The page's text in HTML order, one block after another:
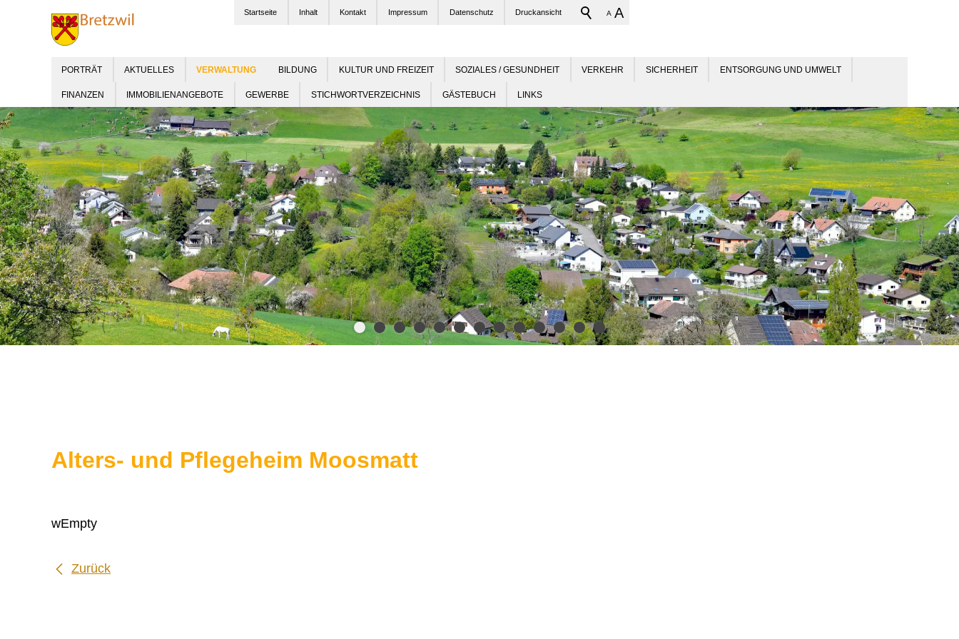
PORTRÄT AKTUELLES BILDUNG KULTUR UND FREIZEIT SOZIALES / GESUNDHEIT VERKEHR SICHERHEIT ENTSORGUNG UND UMWELT
FINANZEN IMMOBILIENANGEBOTE GEWERBE STICHWORTVERZEICHNIS GÄSTEBUCH LINKS
Startseite Inhalt Kontakt Impressum Datenschutz Druckansicht A A
Alters- und Pflegeheim Moosmatt
wEmpty
Zurück